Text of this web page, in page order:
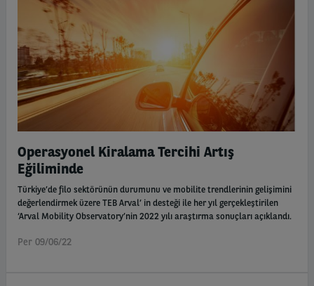
Operasyonel Kiralama Tercihi Artış
Eğiliminde
Türkiye’de filo sektörünün durumunu ve mobilite trendlerinin gelişimini
değerlendirmek üzere TEB Arval’ in desteği ile her yıl gerçekleştirilen
‘Arval Mobility Observatory’nin 2022 yılı araştırma sonuçları açıklandı.
Per 09/06/22